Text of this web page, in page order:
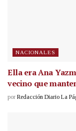
NACIONALES
Ella era Ana
vecino que
por Redacción Diario La